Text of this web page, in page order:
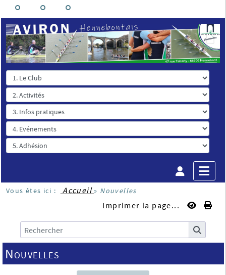
Vous êtes ici : Accueil » Nouvelles
Imprimer la page...
Nouvelles